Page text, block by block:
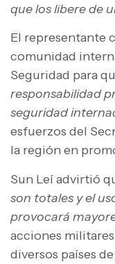
que los libere de
El representante
comunidad
Seguridad para
responsabilidad
seguridad
esfuerzos del
la región en
Sun Leí advirtió
son totales y el
provocará
acciones militares
diversos países